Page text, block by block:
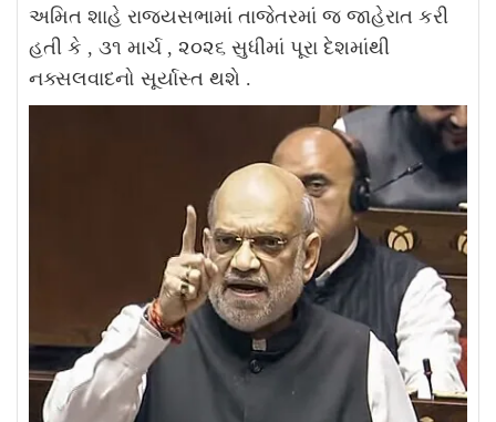
અમિત શાહે રાજ્યસભામાં તાજેતરમાં જ જાહેરાત કરી
હતી કે , ૩૧ માર્ચ , ૨૦૨૬ સુધીમાં પૂરા દેશમાંથી
નક્સલવાદનો સૂર્યાસ્ત થશે .